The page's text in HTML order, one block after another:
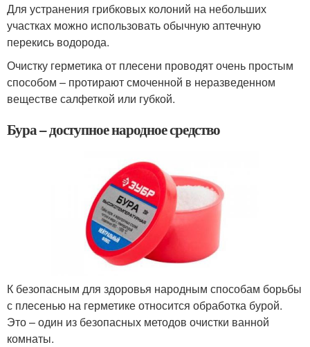
Для устранения грибковых колоний на небольших
участках можно использовать обычную аптечную
перекись водорода.
Очистку герметика от плесени проводят очень простым
способом – протирают смоченной в неразведенном
веществе салфеткой или губкой.
Бура – доступное народное средство
К безопасным для здоровья народным способам борьбы
с плесенью на герметике относится обработка бурой.
Это – один из безопасных методов очистки ванной
комнаты.